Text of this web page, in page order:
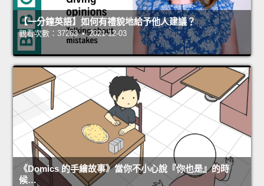
【一分鐘英語】如何有禮貌地給予他人建議？
觀看次數：37263 • 2021-12-03
《Domics 的手繪故事》當你不小心說『你也是』的時
候…